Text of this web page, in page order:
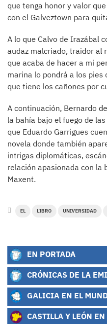
que tenga honor y valor
con el Galveztown para
A lo que Calvo de Irazábal
audaz malcriado, traidor al
que acaba de hacer a mi
marina lo pondrá a los pies
que tiene los cañones por
A continuación, Bernardo
la bahía bajo el fuego de
que Eduardo Garrigues
novela donde también
intrigas diplomáticas,
relación apasionada con la
Maxent.
EL LIBRO UNIVERSIDAD
EN PORTADA
CRÓNICAS DE LA
GALICIA EN EL
CASTILLA Y LEÓN